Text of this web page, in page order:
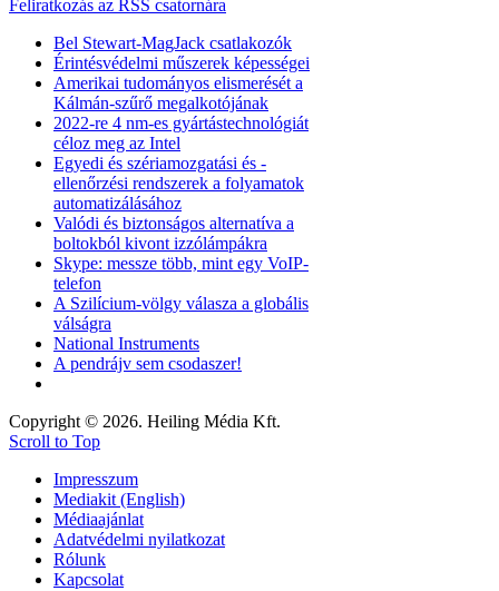
Feliratkozás az RSS csatornára
Bel Stewart-MagJack csatlakozók
Érintésvédelmi műszerek képességei
Amerikai tudományos elismerését a
Kálmán-szűrő megalkotójának
2022-re 4 nm-es gyártástechnológiát
céloz meg az Intel
Egyedi és szériamozgatási és -
ellenőrzési rendszerek a folyamatok
automatizálásához
Valódi és biztonságos alternatíva a
boltokból kivont izzólámpákra
Skype: messze több, mint egy VoIP-
telefon
A Szilícium-völgy válasza a globális
válságra
National Instruments
A pendrájv sem csodaszer!
Copyright © 2026. Heiling Média Kft.
Scroll to Top
Impresszum
Mediakit (English)
Médiaajánlat
Adatvédelmi nyilatkozat
Rólunk
Kapcsolat